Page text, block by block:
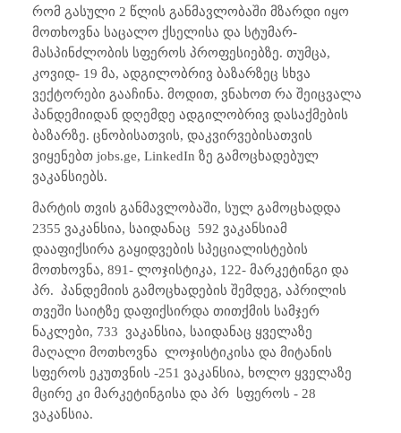
რომ გასული 2 წლის განმავლობაში მზარდი იყო
მოთხოვნა საცალო ქსელისა და სტუმარ-
მასპინძლობის სფეროს პროფესიებზე. თუმცა,
კოვიდ- 19 მა, ადგილობრივ ბაზარზეც სხვა
ვექტორები გააჩინა. მოდით, ვნახოთ რა შეიცვალა
პანდემიიდან დღემდე ადგილობრივ დასაქმების
ბაზარზე. ცნობისათვის, დაკვირვებისათვის
ვიყენებთ jobs.ge, LinkedIn ზე გამოცხადებულ
ვაკანსიებს.
მარტის თვის განმავლობაში, სულ გამოცხადდა
2355 ვაკანსია, საიდანაც 592 ვაკანსიამ
დააფიქსირა გაყიდვების სპეციალისტების
მოთხოვნა, 891- ლოჯისტიკა, 122- მარკეტინგი და
პრ. პანდემიის გამოცხადების შემდეგ, აპრილის
თვეში საიტზე დაფიქსირდა თითქმის სამჯერ
ნაკლები, 733 ვაკანსია, საიდანაც ყველაზე
მაღალი მოთხოვნა ლოჯისტიკისა და მიტანის
სფეროს ეკუთვნის -251 ვაკანსია, ხოლო ყველაზე
მცირე კი მარკეტინგისა და პრ სფეროს - 28
ვაკანსია.